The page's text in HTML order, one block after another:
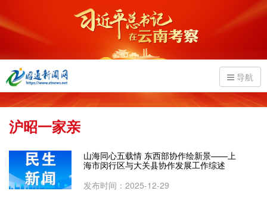
导航
沪昭一家亲
山海同心五载情 东西部协作绘新景——上
海市闵行区与大关县协作发展工作综述
发布时间：2025-12-29